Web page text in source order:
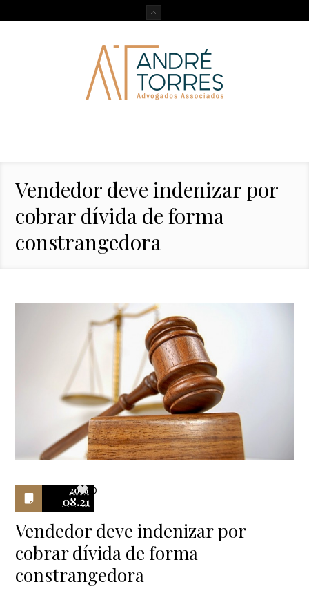
Vendedor deve indenizar por
cobrar dívida de forma
constrangedora
2016
08.21
0
Vendedor deve indenizar por
cobrar dívida de forma
constrangedora